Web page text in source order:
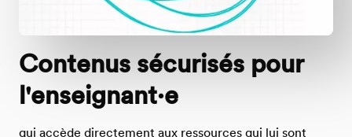
Contenus sécurisés pour
l'enseignant·e
qui accède directement aux ressources qui lui sont